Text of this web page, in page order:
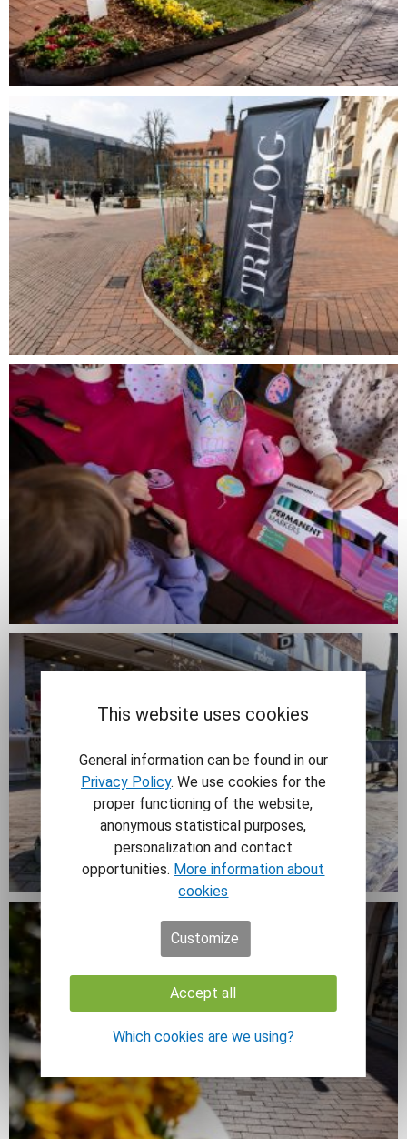
This website uses cookies
General information can be found in our
Privacy Policy. We use cookies for the
proper functioning of the website,
anonymous statistical purposes,
personalization and contact
opportunities. More information about
cookies
Customize
Accept all
Which cookies are we using?